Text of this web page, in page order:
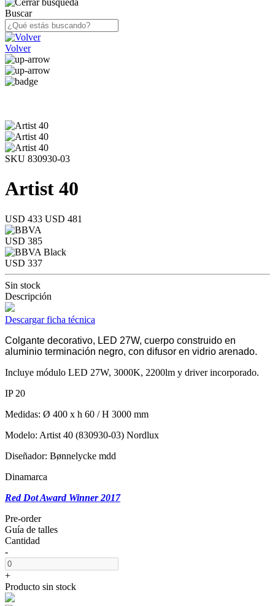
Buscar
Volver
SKU 830930-03
Artist 40
USD 433 USD 481
USD 385
USD 337
Sin stock
Descripción
Descargar ficha técnica
Colgante decorativo, LED 27W, cuerpo construido en
aluminio terminación negro, con difusor en vidrio arenado.
Incluye módulo LED 27W, 3000K, 2200lm y driver incorporado.
IP 20
Medidas: Ø 400 x h 60 / H 3000 mm
Modelo: Artist 40 (830930-03) Nordlux
Diseñador: Bønnelycke mdd
Dinamarca
Red Dot Award Winner 2017
Pre-order
Guía de talles
Cantidad
-
+
Producto sin stock